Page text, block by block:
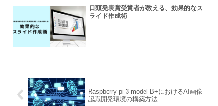
口頭発表賞受賞者が教える、効果的なス
ライド作成術
Raspberry pi 3 model B+におけるAI画像
認識開発環境の構築方法